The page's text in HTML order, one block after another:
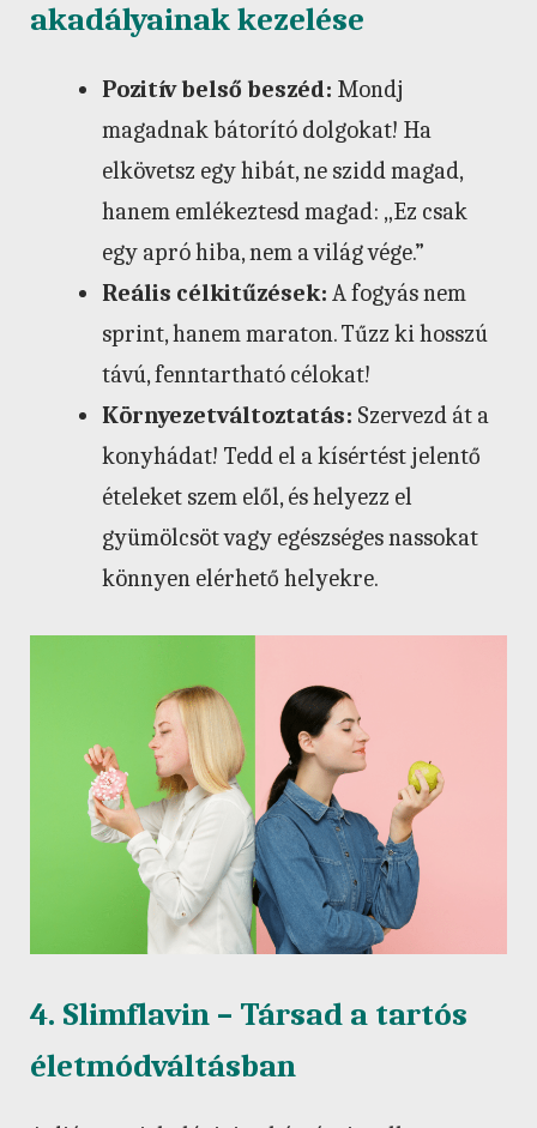
akadályainak kezelése
Pozitív belső beszéd: Mondj
magadnak bátorító dolgokat! Ha
elkövetsz egy hibát, ne szidd magad,
hanem emlékeztesd magad: „Ez csak
egy apró hiba, nem a világ vége.”
Reális célkitűzések: A fogyás nem
sprint, hanem maraton. Tűzz ki hosszú
távú, fenntartható célokat!
Környezetváltoztatás: Szervezd át a
konyhádat! Tedd el a kísértést jelentő
ételeket szem elől, és helyezz el
gyümölcsöt vagy egészséges nassokat
könnyen elérhető helyekre.
4. Slimflavin – Társad a tartós
életmódváltásban